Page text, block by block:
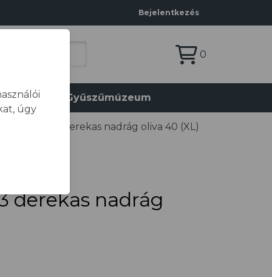
Bejelentkezés
0
Gyűszűmúzeum
WX3 derekas nadrág oliva 40 (XL)
derekas nadrág
úgy